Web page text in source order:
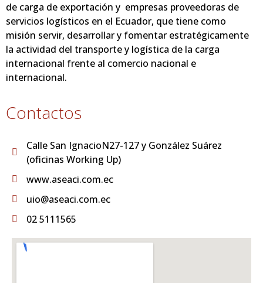
de carga de exportación y empresas proveedoras de
servicios logísticos en el Ecuador, que tiene como
misión servir, desarrollar y fomentar estratégicamente
la actividad del transporte y logística de la carga
internacional frente al comercio nacional e
internacional.
Contactos
Calle San IgnacioN27-127 y González Suárez
(oficinas Working Up)
www.aseaci.com.ec
uio@aseaci.com.ec
02 5111565